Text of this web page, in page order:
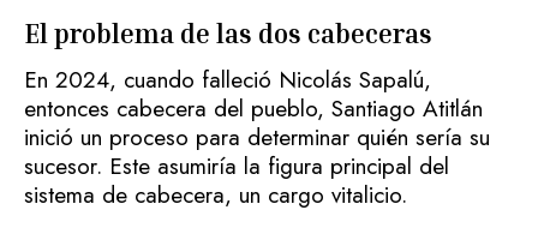
El problema de las dos cabeceras
En 2024, cuando falleció Nicolás Sapalú,
entonces cabecera del pueblo, Santiago Atitlán
inició un proceso para determinar quién sería su
sucesor. Este asumiría la figura principal del
sistema de cabecera, un cargo vitalicio.